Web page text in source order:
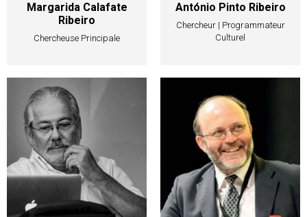
Margarida Calafate
Ribeiro
Chercheuse Principale
António Pinto Ribeiro
Chercheur | Programmateur
Culturel